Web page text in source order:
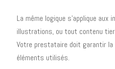
La même logique s'applique aux
illustrations, ou tout contenu
Votre prestataire doit garantir
éléments utilisés.